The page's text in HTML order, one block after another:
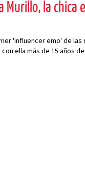
Murillo, la chica
'influencer emo' de
ella más de 15 años